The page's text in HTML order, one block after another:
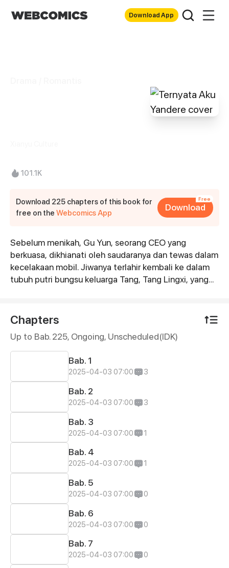
Download App
101.1K
Download 225 chapters of this book for
free on theWebcomics App
Free
Download
Synopsis
Sebelum menikah, Gu Yun, seorang CEO yang
berkuasa, dikhianati oleh saudaranya dan tewas dalam
kecelakaan mobil. Jiwanya terlahir kembali ke dalam
tubuh putri bungsu keluarga Tang, Tang Lingxi, yang
melindungi dirinya yang masih remaja, mengungkap
kebenaran di balik pengkhianatan saudaranya, dan
mengungkap wajah asli tunangannya...
Chapters
Up to Bab. 225, Ongoing, Unscheduled(IDK)
Bab. 1
2025-04-03 07:00 3
Bab. 2
2025-04-03 07:00 3
Bab. 3
2025-04-03 07:00 1
Bab. 4
2025-04-03 07:00 1
Bab. 5
2025-04-03 07:00 0
Bab. 6
2025-04-03 07:00 0
Bab. 7
2025-04-03 07:00 0